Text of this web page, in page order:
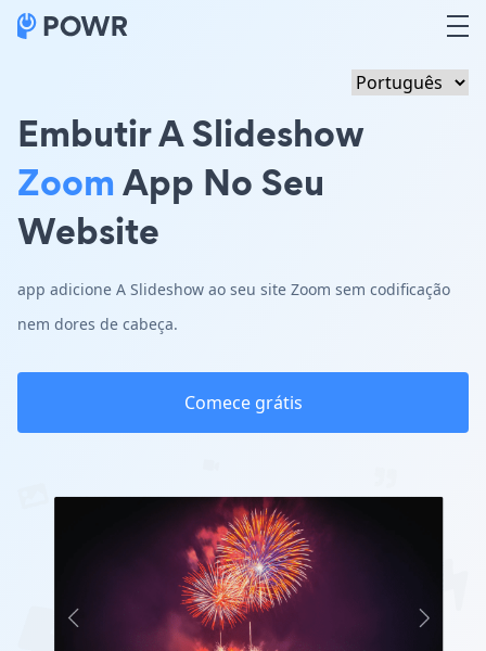
Embutir A Slideshow
ZoomApp No Seu
Website
app adicione A Slideshow ao seu site Zoom sem codificação
nem dores de cabeça.
Comece grátis